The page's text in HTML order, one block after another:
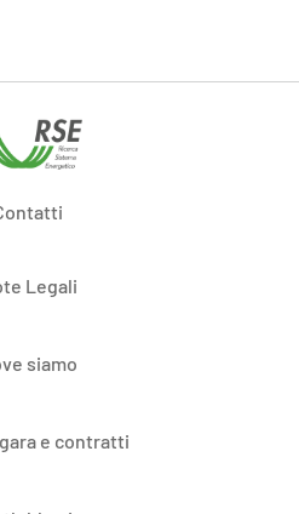
Legali
siamo
e contratti